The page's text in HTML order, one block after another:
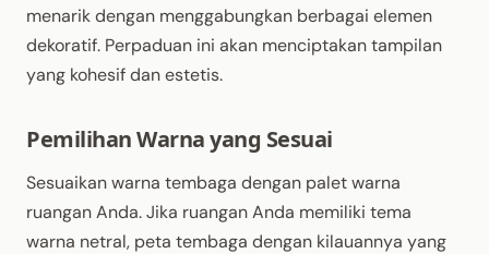
menarik dengan menggabungkan berbagai elemen
dekoratif. Perpaduan ini akan menciptakan tampilan
yang kohesif dan estetis.
Pemilihan Warna yang Sesuai
Sesuaikan warna tembaga dengan palet warna
ruangan Anda. Jika ruangan Anda memiliki tema
warna netral, peta tembaga dengan kilauannya yang